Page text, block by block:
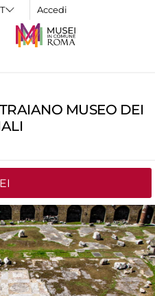
Accedi
MUSEO DEI